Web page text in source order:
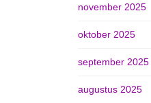
november 2025
oktober 2025
september 2025
augustus 2025